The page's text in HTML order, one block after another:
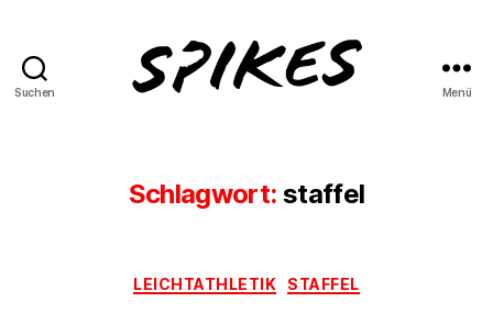
Suchen Menü
Schlagwort: staffel
Kategorien
LEICHTATHLETIK STAFFEL